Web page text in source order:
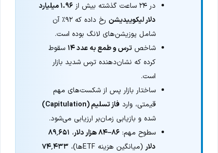
در ۲۴ ساعت گذشته بیش از
۱.۹۶ میلیارد
دلار لیکوییدیشن
رخ داده که ۹۲٪ آن
شامل پوزیشن‌های لانگ بوده است.
شاخصترس و طمع به عدد ۱۴
سقوط
کرده که نشان‌دهنده ترس شدید بازار
است.
ساختار بازار پس از شکست‌های مهم
قیمتی، وارد فاز تسلیم (Capitulation)
شده و بازیابی زمان‌بر ارزیابی می‌شود.
سطوح مهم:۸۶–۸۴ هزار دلار ، ۸۹٬۶۵۱
دلار(میانگین هزینه ETFها)،
۷۴٬۴۳۳